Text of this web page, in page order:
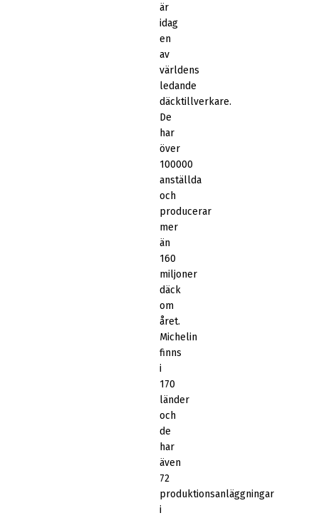
är
idag
en
av
världens
ledande
däcktillverkare.
De
har
över
100000
anställda
och
producerar
mer
än
160
miljoner
däck
om
året.
Michelin
finns
i
170
länder
och
de
har
även
72
produktionsanläggningar
i